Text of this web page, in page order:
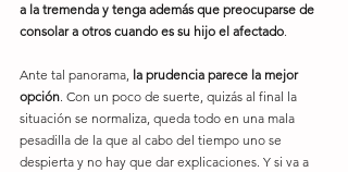
a la tremenda y tenga además que preocuparse de
consolar a otros cuando es su hijo el afectado.
Ante tal panorama, la prudencia parece la mejor
opción. Con un poco de suerte, quizás al final la
situación se normaliza, queda todo en una mala
pesadilla de la que al cabo del tiempo uno se
despierta y no hay que dar explicaciones. Y si va a